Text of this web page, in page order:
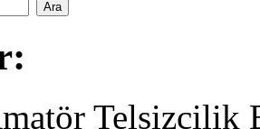
Telsizcilik